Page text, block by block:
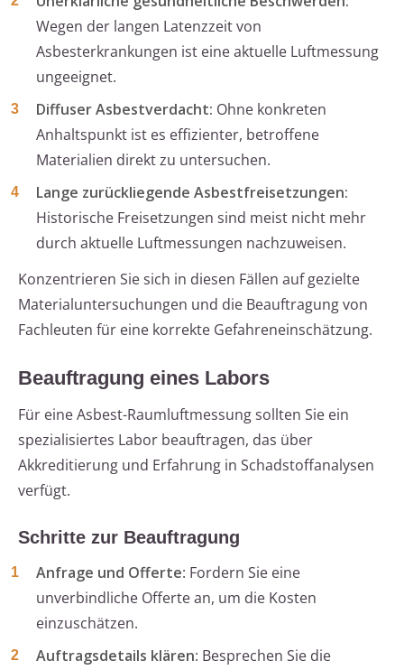
Wegen der langen Latenzzeit von
Asbesterkrankungen ist eine aktuelle Luftmessung
ungeeignet.
Diffuser Asbestverdacht: Ohne konkreten
Anhaltspunkt ist es effizienter, betroffene
Materialien direkt zu untersuchen.
Lange zurückliegende Asbestfreisetzungen:
Historische Freisetzungen sind meist nicht mehr
durch aktuelle Luftmessungen nachzuweisen.
Konzentrieren Sie sich in diesen Fällen auf gezielte
Materialuntersuchungen und die Beauftragung von
Fachleuten für eine korrekte Gefahreneinschätzung.
Beauftragung eines Labors
Für eine Asbest-Raumluftmessung sollten Sie ein
spezialisiertes Labor beauftragen, das über
Akkreditierung und Erfahrung in Schadstoffanalysen
verfügt.
Schritte zur Beauftragung
Anfrage und Offerte: Fordern Sie eine
unverbindliche Offerte an, um die Kosten
einzuschätzen.
Auftragsdetails klären: Besprechen Sie die